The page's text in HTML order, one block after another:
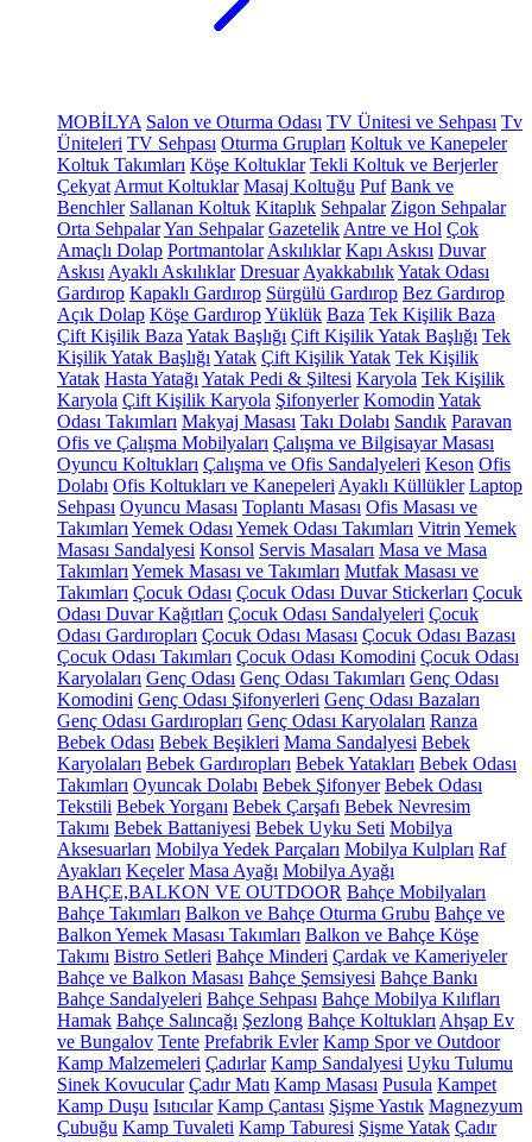
MOBİLYA Salon ve Oturma Odası TV Ünitesi ve Sehpası Tv
Üniteleri TV Sehpası Oturma Grupları Koltuk ve Kanepeler
Koltuk Takımları Köşe Koltuklar Tekli Koltuk ve Berjerler
Çekyat Armut Koltuklar Masaj Koltuğu Puf Bank ve
Benchler Sallanan Koltuk Kitaplık Sehpalar Zigon Sehpalar
Orta SehpalarYan Sehpalar Gazetelik Antre ve Hol Çok
Amaçlı Dolap Portmantolar Askılıklar Kapı Askısı Duvar
Askısı Ayaklı Askılıklar Dresuar AyakkabılıkYatak Odası
Gardırop Kapaklı Gardırop Sürgülü Gardırop Bez Gardırop
Açık Dolap Köşe GardıropYüklük Baza Tek Kişilik Baza
Çift Kişilik Baza Yatak Başlığı Çift Kişilik Yatak Başlığı Tek
Kişilik Yatak Başlığı Yatak Çift Kişilik Yatak Tek Kişilik
Yatak Hasta Yatağı Yatak Pedi & Şiltesi Karyola Tek Kişilik
Karyola Çift Kişilik Karyola Şifonyerler Komodin Yatak
Odası Takımları Makyaj Masası Takı Dolabı Sandık Paravan
Ofis ve Çalışma Mobilyaları Çalışma ve Bilgisayar Masası
Oyuncu Koltukları Çalışma ve Ofis Sandalyeleri Keson Ofis
Dolabı Ofis Koltukları ve Kanepeleri Ayaklı Küllükler Laptop
Sehpası Oyuncu Masası Toplantı Masası Ofis Masası ve
Takımları Yemek Odası Yemek Odası Takımları Vitrin Yemek
Masası Sandalyesi Konsol Servis Masaları Masa ve Masa
Takımları Yemek Masası ve Takımları Mutfak Masası ve
Takımları Çocuk Odası Çocuk Odası Duvar Stickerları Çocuk
Odası Duvar Kağıtları Çocuk Odası Sandalyeleri Çocuk
Odası Gardıropları Çocuk Odası Masası Çocuk Odası Bazası
Çocuk Odası Takımları Çocuk Odası Komodini Çocuk Odası
Karyolaları Genç Odası Genç Odası Takımları Genç Odası
Komodini Genç Odası Şifonyerleri Genç Odası Bazaları
Genç Odası Gardıropları Genç Odası Karyolaları Ranza
Bebek Odası Bebek Beşikleri Mama Sandalyesi Bebek
Karyolaları Bebek Gardıropları Bebek Yatakları Bebek Odası
Takımları Oyuncak Dolabı Bebek Şifonyer Bebek Odası
Tekstili Bebek Yorganı Bebek Çarşafı Bebek Nevresim
Takımı Bebek Battaniyesi Bebek Uyku Seti Mobilya
Aksesuarları Mobilya Yedek Parçaları Mobilya Kulpları Raf
Ayakları Keçeler Masa Ayağı Mobilya Ayağı
BAHÇE,BALKON VE OUTDOOR Bahçe Mobilyaları
Bahçe Takımları Balkon ve Bahçe Oturma Grubu Bahçe ve
Balkon Yemek Masası Takımları Balkon ve Bahçe Köşe
Takımı Bistro Setleri Bahçe Minderi Çardak ve Kameriyeler
Bahçe ve Balkon Masası Bahçe Şemsiyesi Bahçe Bankı
Bahçe Sandalyeleri Bahçe Sehpası Bahçe Mobilya Kılıfları
Hamak Bahçe Salıncağı Şezlong Bahçe Koltukları Ahşap Ev
ve Bungalov Tente Prefabrik Evler Kamp Spor ve Outdoor
Kamp Malzemeleri Çadırlar Kamp Sandalyesi Uyku Tulumu
Sinek Kovucular Çadır Matı Kamp Masası Pusula Kampet
Kamp Duşu Isıtıcılar Kamp Çantası Şişme Yastık Magnezyum
Çubuğu Kamp Tuvaleti Kamp Taburesi Şişme Yatak Çadır